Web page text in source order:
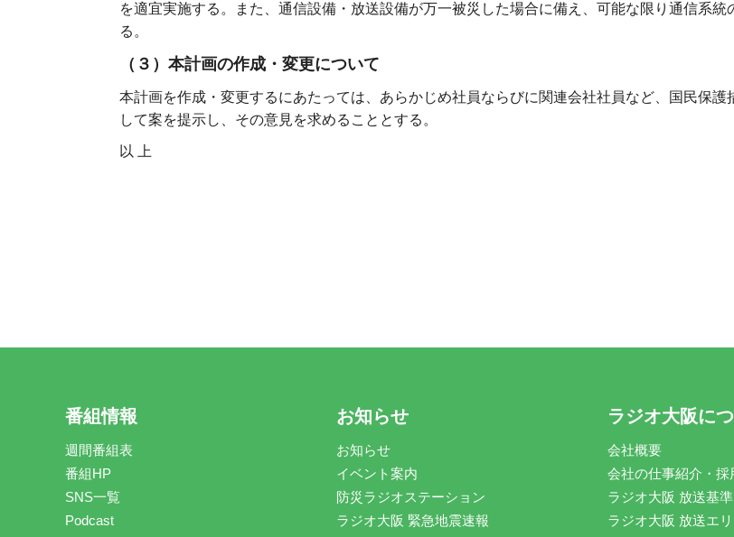
を適宜実施する。また、通信設備・放送設備が万一被災した場合に備え、可能な限り通信系
る。
（３）本計画の作成・変更について
本計画を作成・変更するにあたっては、あらかじめ社員ならびに関連会社社員など、国民保
して案を提示し、その意見を求めることとする。
以 上
番組情報
週間番組表
番組HP
SNS一覧
Podcast
お知らせ
お知らせ
イベント案内
防災ラジオステーション
ラジオ大阪 緊急地震速報
ラジオ大阪に
会社概要
会社の仕事紹介・採
ラジオ大阪 放送基準
ラジオ大阪 放送エ